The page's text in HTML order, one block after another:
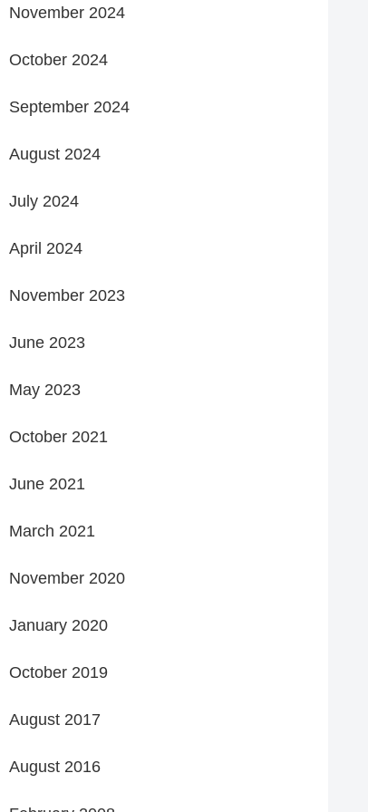
November 2024
October 2024
September 2024
August 2024
July 2024
April 2024
November 2023
June 2023
May 2023
October 2021
June 2021
March 2021
November 2020
January 2020
October 2019
August 2017
August 2016